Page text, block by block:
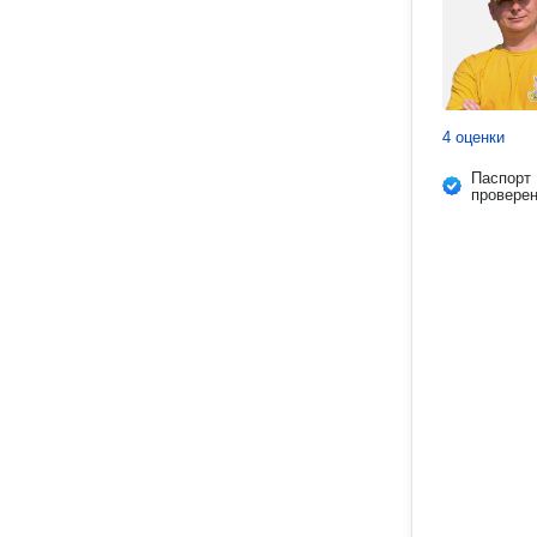
4 оценки
Паспорт
проверен